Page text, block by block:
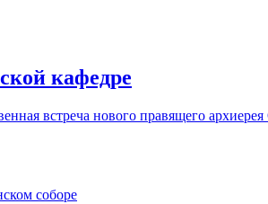
кафедре
встреча нового правящего